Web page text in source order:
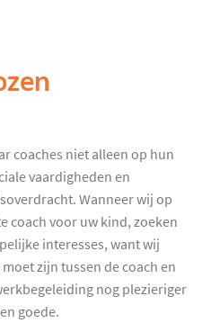
coaches niet alleen op hun
vaardigheden en
Wanneer wij op
coach voor uw kind, zoeken
interesses, want wij
zijn tussen de coach en
nog plezieriger
goede.